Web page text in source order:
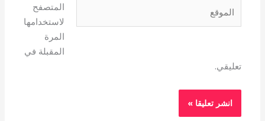
المتصفح
لاستخدامها
المرة
المقبلة في
تعليقي.